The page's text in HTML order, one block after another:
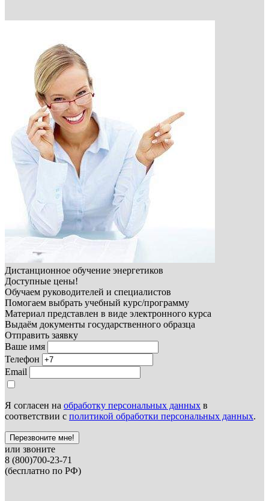
Дистанционное обучение энергетиков
Доступные цены!
Обучаем руководителей и специалистов
Помогаем выбрать учебный курс/программу
Материал представлен в виде электронного курса
Выдаём документы государственного образца
Отправить заявку
Ваше имя
Телефон
Email
Я согласен на обработку персональных данных в
соответствии с политикой обработки персональных данных.
Перезвоните мне!
или звоните
8 (800)700-23-71
(бесплатно по РФ)